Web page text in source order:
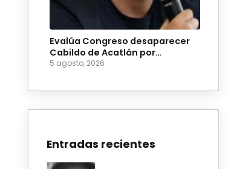
Evalúa Congreso desaparecer
Cabildo de Acatlán por
ingobernabilidad
5 agosto, 2026
Entradas recientes